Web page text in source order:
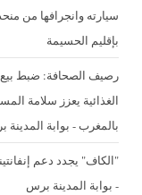
سيارته وانجرافها من
بإقليم الحسيمة
رصيف الصحافة: ضبط
الغذائية يعزز سلامة
بالمغرب - بوابة المدينة
"الكاف" يجدد دعم
- بوابة المدينة برس